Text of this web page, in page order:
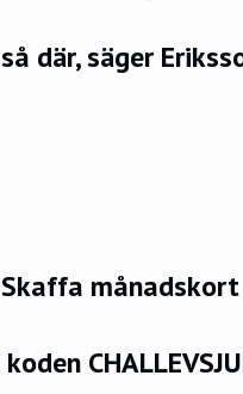
där, säger
Skaffa månadskort